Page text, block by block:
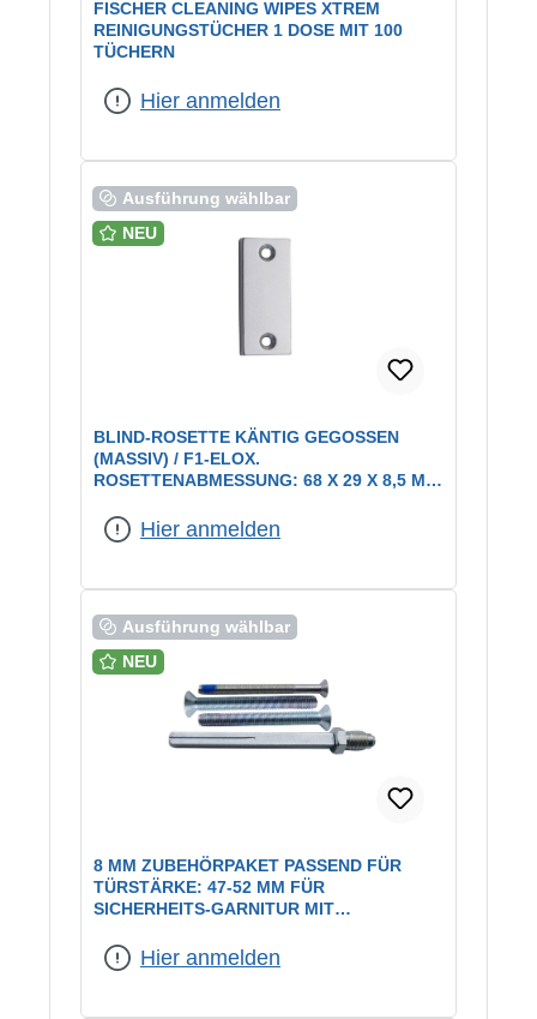
FISCHER CLEANING WIPES XTREM
REINIGUNGSTÜCHER 1 DOSE MIT 100
TÜCHERN
Hier anmelden
Ausführung wählbar
NEU
BLIND-ROSETTE KÄNTIG GEGOSSEN
(MASSIV) / F1-ELOX.
ROSETTENABMESSUNG: 68 X 29 X 8,5 MM
Hier anmelden
Ausführung wählbar
NEU
8 MM ZUBEHÖRPAKET PASSEND FÜR
TÜRSTÄRKE: 47-52 MM FÜR
SICHERHEITS-GARNITUR MIT
Hier anmelden